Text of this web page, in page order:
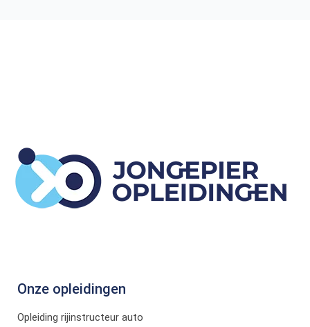
Onze opleidingen
Opleiding rijinstructeur auto